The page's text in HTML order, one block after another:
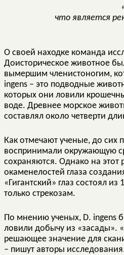
что является
О своей находке команда
Доисторическое животное
вымершим членистоногим,
ingens – это подводные
которых они ловили
воде. Древнее морское
составлял около четверти
Как отмечают ученые, до сих
воспринимали окружающую
сохраняются. Однако на
окаменелостей глаза
«Гигантский» глаз состоял
только стрекозам.
По мнению ученых, D. ingens
ловили добычу из «засады».
решающее значение для
– пишут авторы